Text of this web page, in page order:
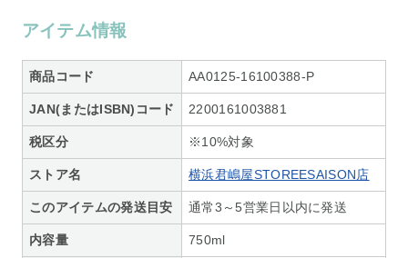
アイテム情報
商品コード AA0125-16100388-P
JAN(またはISBN)コード 2200161003881
税区分 ※10%対象
ストア名 横浜君嶋屋STOREESAISON店
このアイテムの発送目安 通常3～5営業日以内に発送
内容量 750ml